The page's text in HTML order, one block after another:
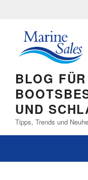
BLOG FÜR
UND
Tipps, Trends und